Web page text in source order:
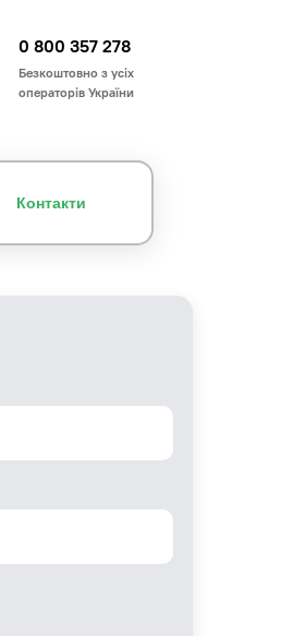
Контакти
0 800 357 278
Безкоштовно з усіх
операторів України